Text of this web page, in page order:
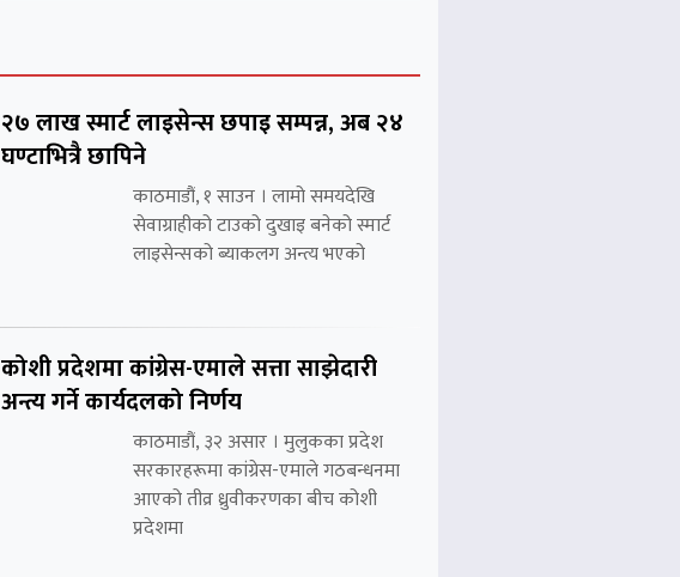
२७ लाख स्मार्ट लाइसेन्स छपाइ सम्पन्न, अब २४
घण्टाभित्रै छापिने
काठमाडौं, १ साउन । लामो समयदेखि
सेवाग्राहीको टाउको दुखाइ बनेको स्मार्ट
लाइसेन्सको ब्याकलग अन्त्य भएको
कोशी प्रदेशमा कांग्रेस-एमाले सत्ता साझेदारी
अन्त्य गर्ने कार्यदलको निर्णय
काठमाडौं, ३२ असार । मुलुकका प्रदेश
सरकारहरूमा कांग्रेस-एमाले गठबन्धनमा
आएको तीव्र ध्रुवीकरणका बीच कोशी
प्रदेशमा